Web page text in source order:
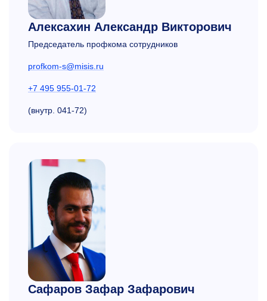
Алексахин Александр Викторович
Председатель профкома сотрудников
profkom-s@misis.ru
+7 495 955-01-72
(внутр. 041-72)
Сафаров Зафар Зафарович